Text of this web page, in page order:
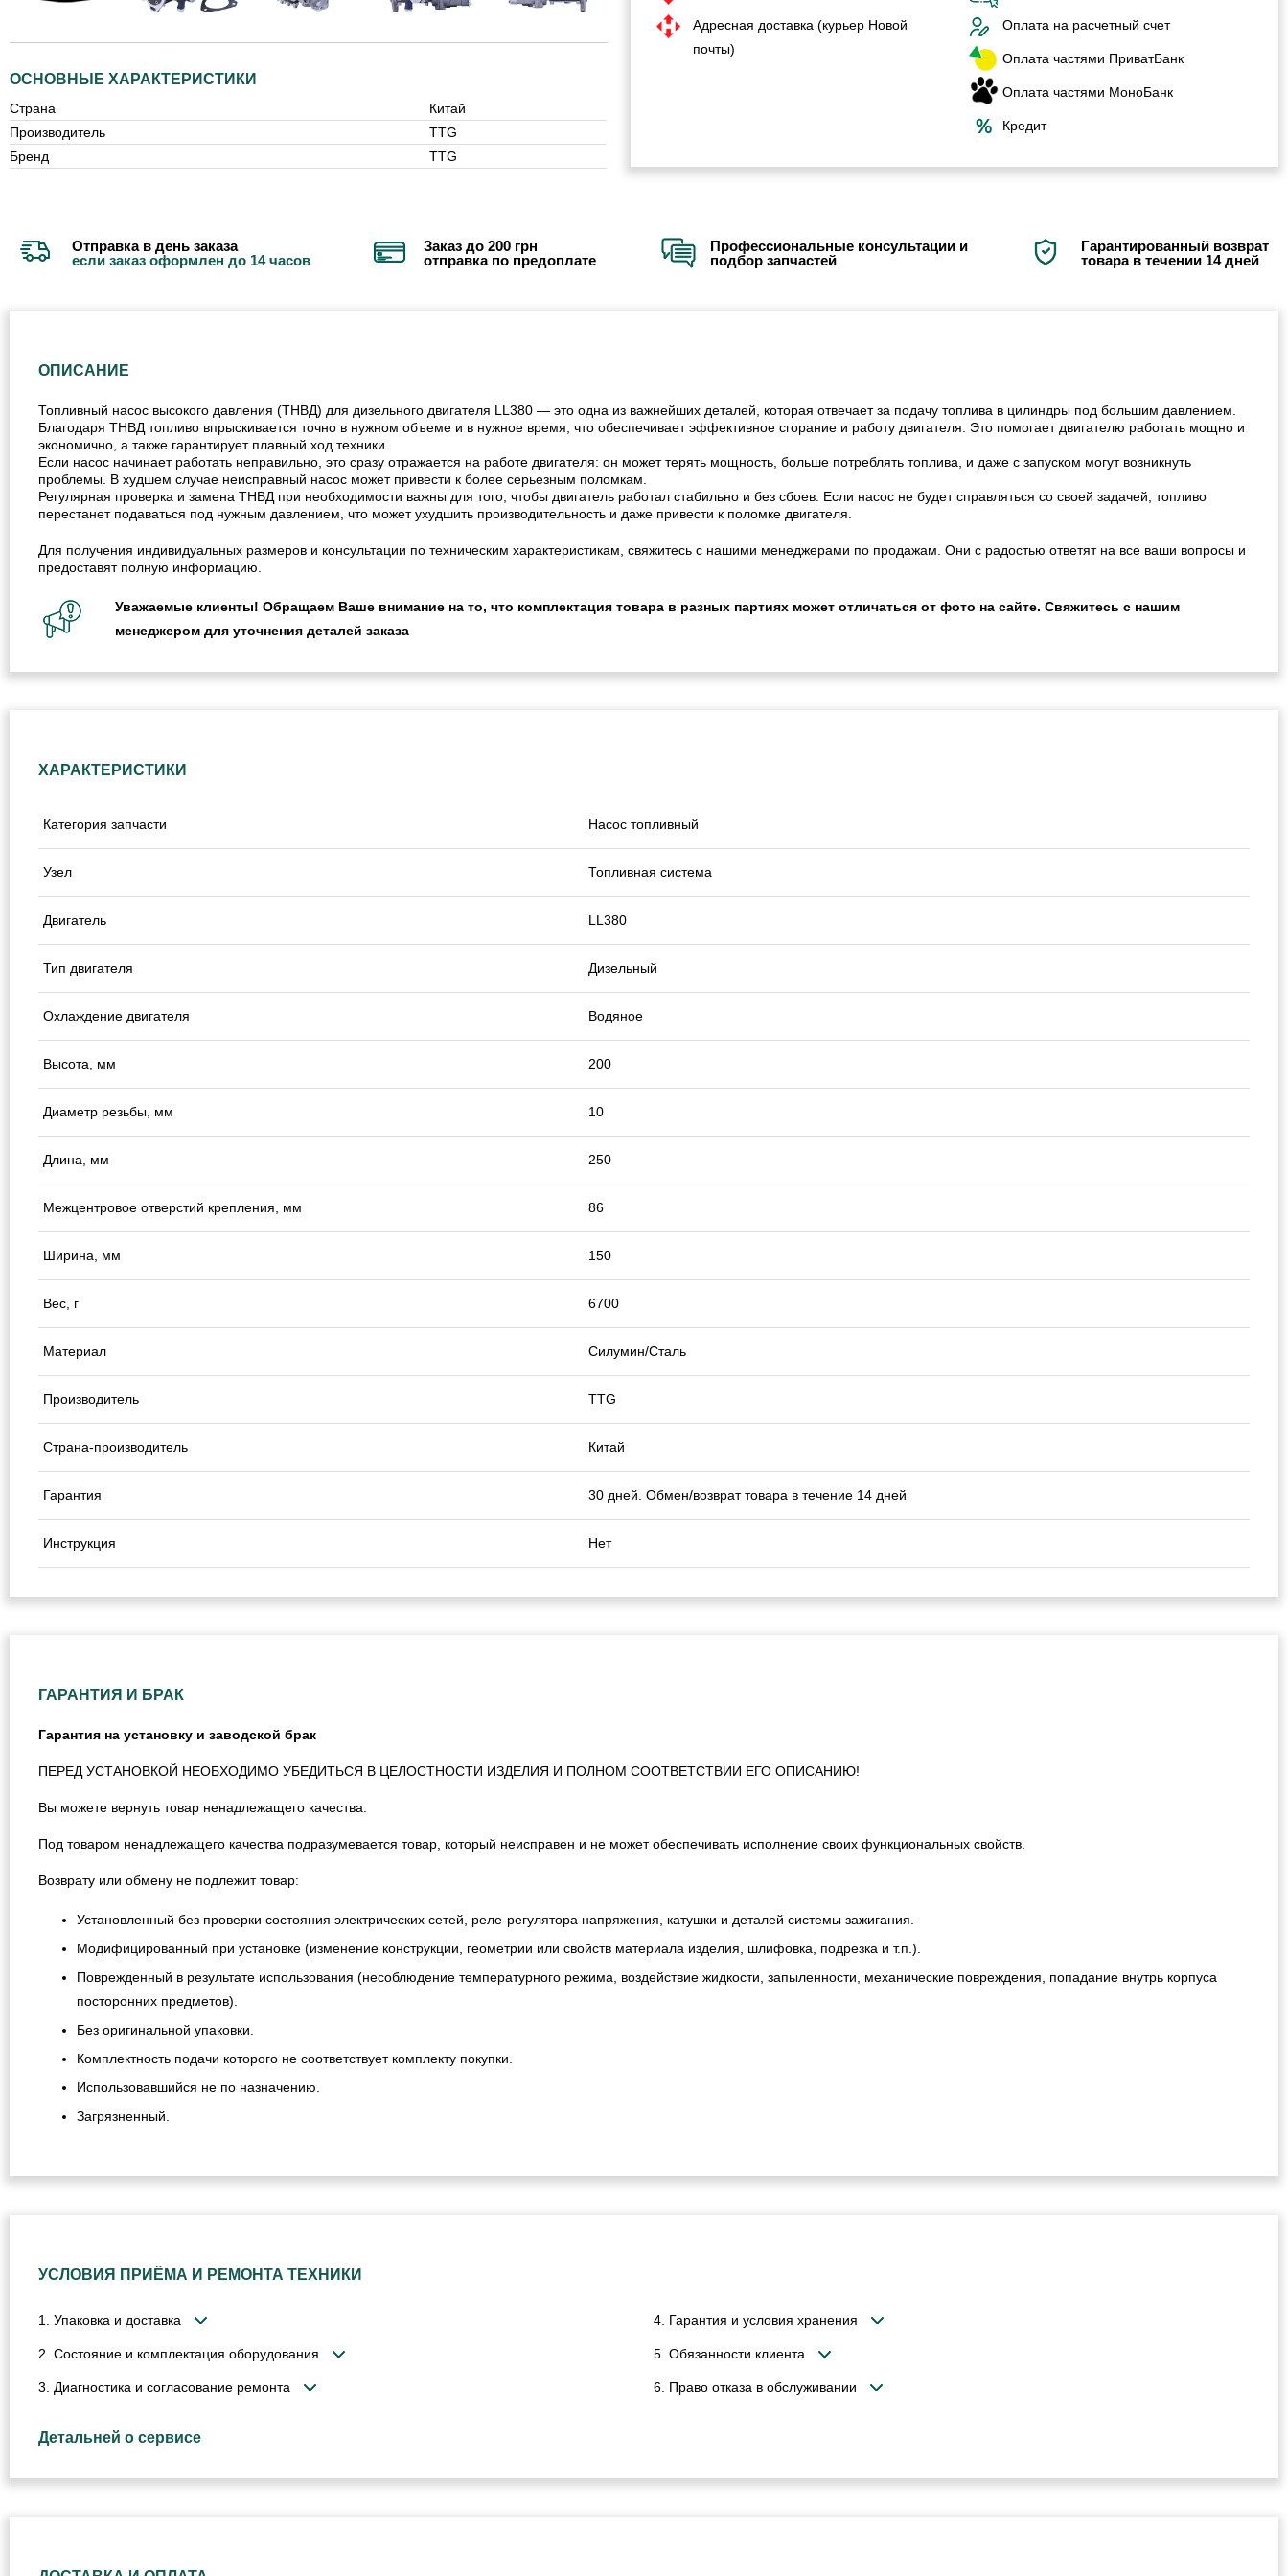
ОСНОВНЫЕ ХАРАКТЕРИСТИКИ
Страна
Китай
Производитель
TTG
Бренд
TTG
Адресная доставка (курьер Новой
почты)
Оплата на расчетный счет
Оплата частями ПриватБанк
Оплата частями МоноБанк
Кредит
Отправка в день заказа
если заказ оформлен до 14 часов
Заказ до 200 грн
отправка по предоплате
Профессиональные консультации и
подбор запчастей
Гарантированный возврат
товара в течении 14 дней
ОПИСАНИЕ
Топливный насос высокого давления (ТНВД) для дизельного двигателя LL380 — это одна из важнейших деталей, которая отвечает за подачу топлива в цилиндры под большим давлением.
Благодаря ТНВД топливо впрыскивается точно в нужном объеме и в нужное время, что обеспечивает эффективное сгорание и работу двигателя. Это помогает двигателю работать мощно и
экономично, а также гарантирует плавный ход техники.
Если насос начинает работать неправильно, это сразу отражается на работе двигателя: он может терять мощность, больше потреблять топлива, и даже с запуском могут возникнуть
проблемы. В худшем случае неисправный насос может привести к более серьезным поломкам.
Регулярная проверка и замена ТНВД при необходимости важны для того, чтобы двигатель работал стабильно и без сбоев. Если насос не будет справляться со своей задачей, топливо
перестанет подаваться под нужным давлением, что может ухудшить производительность и даже привести к поломке двигателя.
Для получения индивидуальных размеров и консультации по техническим характеристикам, свяжитесь с нашими менеджерами по продажам. Они с радостью ответят на все ваши вопросы и
предоставят полную информацию.
Уважаемые клиенты! Обращаем Ваше внимание на то, что комплектация товара в разных партиях может отличаться от фото на сайте. Свяжитесь с нашим
менеджером для уточнения деталей заказа
ХАРАКТЕРИСТИКИ
Категория запчасти Насос топливный
Узел Топливная система
Двигатель LL380
Тип двигателя Дизельный
Охлаждение двигателя Водяное
Высота, мм 200
Диаметр резьбы, мм 10
Длина, мм 250
Межцентровое отверстий крепления, мм 86
Ширина, мм 150
Вес, г 6700
Материал Силумин/Сталь
Производитель TTG
Страна-производитель Китай
Гарантия 30 дней. Обмен/возврат товара в течение 14 дней
Инструкция Нет
ГАРАНТИЯ И БРАК
Гарантия на установку и заводской брак
ПЕРЕД УСТАНОВКОЙ НЕОБХОДИМО УБЕДИТЬСЯ В ЦЕЛОСТНОСТИ ИЗДЕЛИЯ И ПОЛНОМ СООТВЕТСТВИИ ЕГО ОПИСАНИЮ!
Вы можете вернуть товар ненадлежащего качества.
Под товаром ненадлежащего качества подразумевается товар, который неисправен и не может обеспечивать исполнение своих функциональных свойств.
Возврату или обмену не подлежит товар:
Установленный без проверки состояния электрических сетей, реле-регулятора напряжения, катушки и деталей системы зажигания.
Модифицированный при установке (изменение конструкции, геометрии или свойств материала изделия, шлифовка, подрезка и т.п.).
Поврежденный в результате использования (несоблюдение температурного режима, воздействие жидкости, запыленности, механические повреждения, попадание внутрь корпуса
посторонних предметов).
Без оригинальной упаковки.
Комплектность подачи которого не соответствует комплекту покупки.
Использовавшийся не по назначению.
Загрязненный.
УСЛОВИЯ ПРИЁМА И РЕМОНТА ТЕХНИКИ
1. Упаковка и доставка
2. Состояние и комплектация оборудования
3. Диагностика и согласование ремонта
4. Гарантия и условия хранения
5. Обязанности клиента
6. Право отказа в обслуживании
Детальней о сервисе